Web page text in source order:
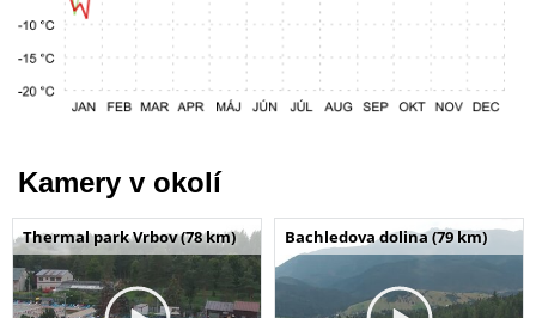
Kamery v okolí
Thermal park Vrbov (78 km) Bachledova dolina (79 km)